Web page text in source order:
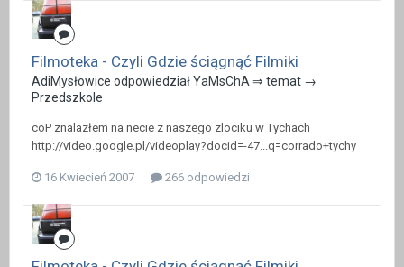
Filmoteka - Czyli Gdzie ściągnąć Filmiki
AdiMysłowice odpowiedział YaMsChA ⇒ temat →
Przedszkole
coP znalazłem na necie z naszego zlociku w Tychach
http://video.google.pl/videoplay?docid=-47...q=corrado+tychy
16 Kwiecień 2007 266 odpowiedzi